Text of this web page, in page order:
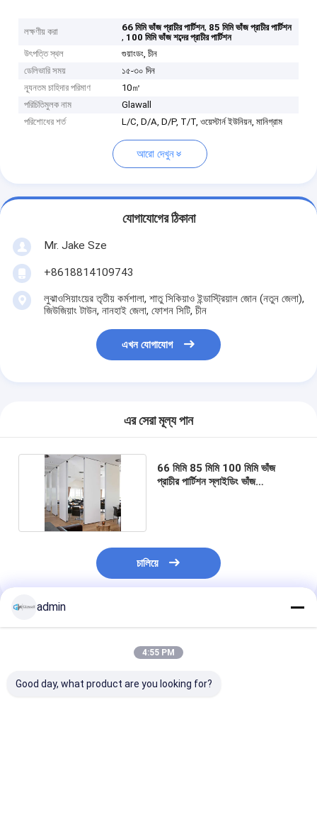
লক্ষণীয় করা 66 মিমি ভাঁজ প্রাচীর পার্টিশন, 85 মিমি ভাঁজ প্রাচীর পার্টিশন
, 100 মিমি ভাঁজ শব্দের প্রাচীর পার্টিশন
উৎপত্তি স্থল
গুয়াংডং, চীন
ডেলিভারি সময়
১৫-৩০ দিন
ন্যূনতম চাহিদার পরিমাণ
10㎡
পরিচিতিমুলক নাম
Glawall
পরিশোধের শর্ত
L/C, D/A, D/P, T/T, ওয়েস্টার্ন ইউনিয়ন, মানিগ্রাম
আরো দেখুন
যোগাযোগের ঠিকানা
Mr. Jake Sze
+8618814109743
লুঝাওসিয়াংয়ের তৃতীয় কর্মশালা, শাতু সিকিয়াও ইন্ডাস্ট্রিয়াল জোন (নতুন জেলা),
জিউজিয়াং টাউন, নানহাই জেলা, ফোশন সিটি, চীন
এখন যোগাযোগ
এর সেরা মূল্য পান
66 মিমি 85 মিমি 100 মিমি ভাঁজ
প্রাচীর পার্টিশন স্লাইডিং ভাঁজ
চালিয়ে
প্রস্তাবিত পণ্য
admin
4:55 PM
Good day, what product are you looking for?